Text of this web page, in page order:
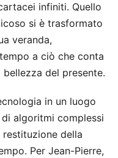
infiniti. Quello
si è trasformato
veranda,
a ciò che conta
del presente.
in un luogo
algoritmi complessi
della
Per Jean-Pierre,